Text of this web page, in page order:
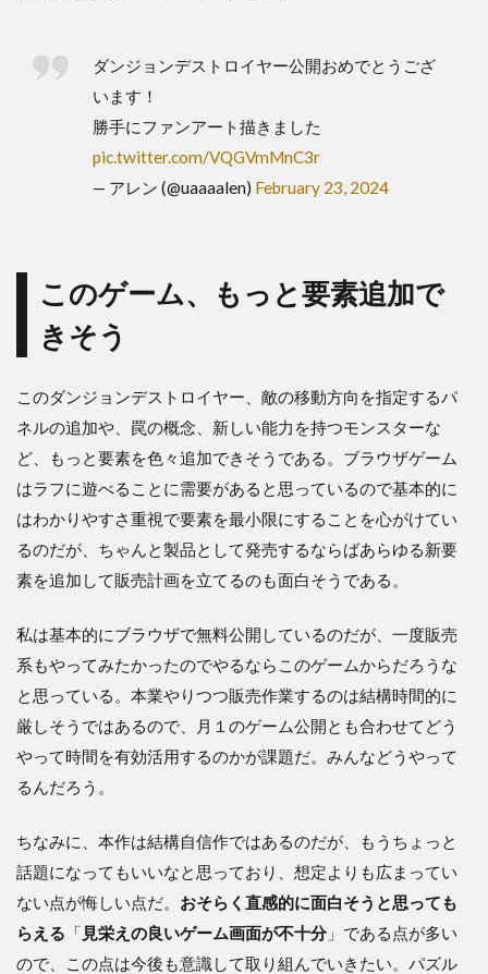
ダンジョンデストロイヤー公開おめでとうござ
います！
勝手にファンアート描きました
pic.twitter.com/VQGVmMnC3r
— アレン (@uaaaalen) February 23, 2024
このゲーム、もっと要素追加で
きそう
このダンジョンデストロイヤー、敵の移動方向を指定するパ
ネルの追加や、罠の概念、新しい能力を持つモンスターな
ど、もっと要素を色々追加できそうである。ブラウザゲーム
はラフに遊べることに需要があると思っているので基本的に
はわかりやすさ重視で要素を最小限にすることを心がけてい
るのだが、ちゃんと製品として発売するならばあらゆる新要
素を追加して販売計画を立てるのも面白そうである。
私は基本的にブラウザで無料公開しているのだが、一度販売
系もやってみたかったのでやるならこのゲームからだろうな
と思っている。本業やりつつ販売作業するのは結構時間的に
厳しそうではあるので、月１のゲーム公開とも合わせてどう
やって時間を有効活用するのかが課題だ。みんなどうやって
るんだろう。
ちなみに、本作は結構自信作ではあるのだが、もうちょっと
話題になってもいいなと思っており、想定よりも広まってい
ない点が悔しい点だ。 おそらく直感的に面白そうと思っても
らえる 「 見栄えの良いゲーム画面が不十分」である点が多い
ので、この点は今後も意識して取り組んでいきたい。パズル